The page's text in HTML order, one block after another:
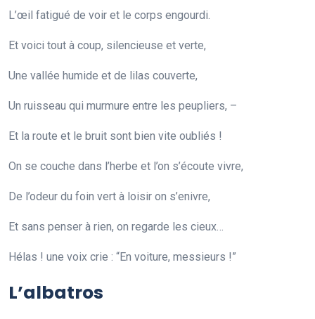
L’œil fatigué de voir et le corps engourdi.
Et voici tout à coup, silencieuse et verte,
Une vallée humide et de lilas couverte,
Un ruisseau qui murmure entre les peupliers, –
Et la route et le bruit sont bien vite oubliés !
On se couche dans l’herbe et l’on s’écoute vivre,
De l’odeur du foin vert à loisir on s’enivre,
Et sans penser à rien, on regarde les cieux…
Hélas ! une voix crie : “En voiture, messieurs !”
L’albatros